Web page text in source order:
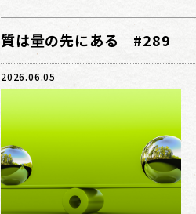
質は量の先にある #289
2026.06.05